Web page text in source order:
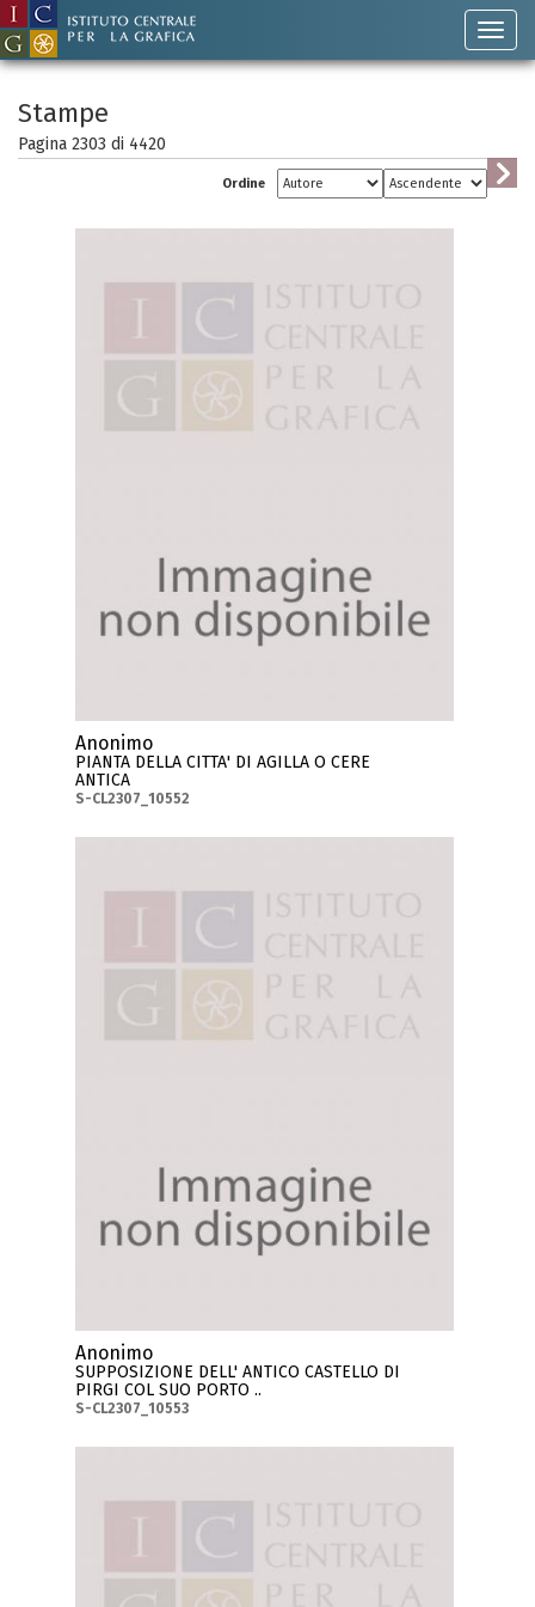
Stampe
Pagina 2303 di 4420
Ordine
Anonimo
PIANTA DELLA CITTA' DI AGILLA O CERE
ANTICA
S-CL2307_10552
Anonimo
SUPPOSIZIONE DELL' ANTICO CASTELLO DI
PIRGI COL SUO PORTO ..
S-CL2307_10553